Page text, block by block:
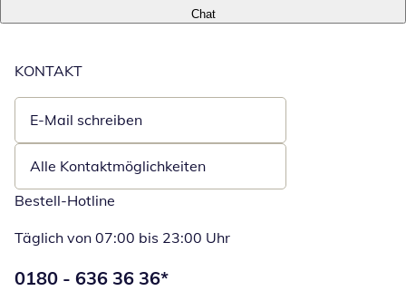
Chat
KONTAKT
E-Mail schreiben
Öffnet E-Mail-Client
Alle Kontaktmöglichkeiten
Bestell-Hotline
Täglich von 07:00 bis 23:00 Uhr
Telefonnummer:
0180 - 636 36 36*